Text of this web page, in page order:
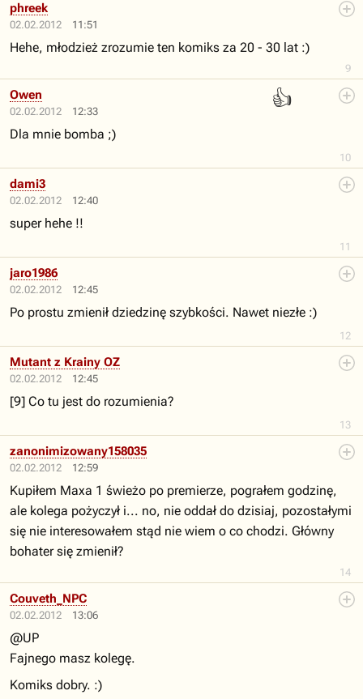
02.02.2012 11:51
9
phreek
Hehe, młodzież zrozumie ten komiks za 20 - 30 lat :)
02.02.2012 12:33
👍
10
Owen
Dla mnie bomba ;)
02.02.2012 12:40
11
dami3
super hehe !!
02.02.2012 12:45
12
jaro1986
Po prostu zmienił dziedzinę szybkości. Nawet niezłe :)
02.02.2012 12:45
13
Mutant z Krainy OZ
[9] Co tu jest do rozumienia?
02.02.2012 12:59
14
zanonimizowany158035
Kupiłem Maxa 1 świeżo po premierze, pograłem godzinę,
ale kolega pożyczył i... no, nie oddał do dzisiaj, pozostałymi
się nie interesowałem stąd nie wiem o co chodzi. Główny
bohater się zmienił?
02.02.2012 13:06
Couveth_NPC
@UP
Fajnego masz kolegę.
Komiks dobry. :)